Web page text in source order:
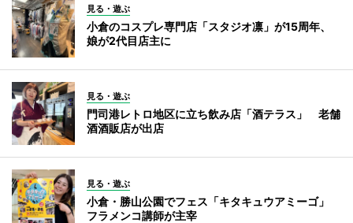
見る・遊ぶ
小倉のコスプレ専門店「スタジオ凛」が15周年、
娘が2代目店主に
見る・遊ぶ
門司港レトロ地区に立ち飲み店「酒テラス」 老舗
酒酒販店が出店
見る・遊ぶ
小倉・勝山公園でフェス「キタキュウアミーゴ」
フラメンコ講師が主宰